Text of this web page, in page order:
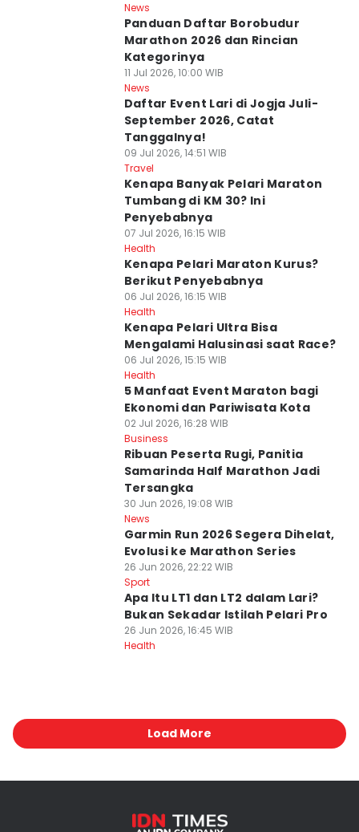
News
Panduan Daftar Borobudur
Marathon 2026 dan Rincian
Kategorinya
11 Jul 2026, 10:00 WIB
News
Daftar Event Lari di Jogja Juli-
September 2026, Catat
Tanggalnya!
09 Jul 2026, 14:51 WIB
Travel
Kenapa Banyak Pelari Maraton
Tumbang di KM 30? Ini
Penyebabnya
07 Jul 2026, 16:15 WIB
Health
Kenapa Pelari Maraton Kurus?
Berikut Penyebabnya
06 Jul 2026, 16:15 WIB
Health
Kenapa Pelari Ultra Bisa
Mengalami Halusinasi saat Race?
06 Jul 2026, 15:15 WIB
Health
5 Manfaat Event Maraton bagi
Ekonomi dan Pariwisata Kota
02 Jul 2026, 16:28 WIB
Business
Ribuan Peserta Rugi, Panitia
Samarinda Half Marathon Jadi
Tersangka
30 Jun 2026, 19:08 WIB
News
Garmin Run 2026 Segera Dihelat,
Evolusi ke Marathon Series
26 Jun 2026, 22:22 WIB
Sport
Apa Itu LT1 dan LT2 dalam Lari?
Bukan Sekadar Istilah Pelari Pro
26 Jun 2026, 16:45 WIB
Health
Load More